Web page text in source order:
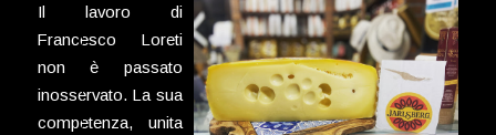
Il lavoro di
Francesco Loreti
non è passato
inosservato. La sua
competenza, unita